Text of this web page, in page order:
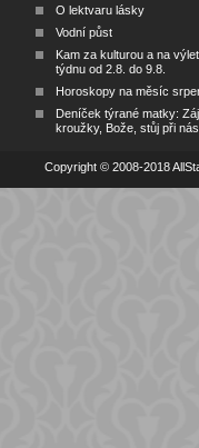
O lektvaru lásky
Vodní půst
Kam za kulturou a na
týdnu od 2.8. do 9.8.
Horoskopy na měsíc
Deníček týrané matky:
kroužky, Bože, stůj při nás
Copyright © 2008-2018